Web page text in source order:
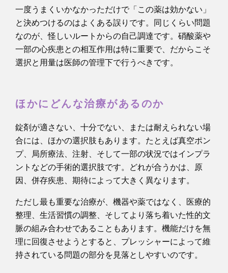
一度うまくいかなかっただけで「この薬は効かない」
と決めつけるのはよくある誤りです。同じくらい問題
なのが、怪しいルートからの自己調達です。硝酸薬や
一部の心疾患との相互作用は特に重要で、だからこそ
選択と用量は医師の管理下で行うべきです。
ほかにどんな治療があるのか
錠剤が適さない、十分でない、または耐えられない場
合には、ほかの選択肢もあります。たとえば真空ポン
プ、局所療法、注射、そして一部の状況ではインプラ
ントなどの手術的選択肢です。どれが合うかは、原
因、併存疾患、期待によって大きく異なります。
ただし最も重要な治療が、機器や薬ではなく、医療的
整理、生活習慣の調整、そしてより落ち着いた性的文
脈の組み合わせであることもあります。機能だけを無
理に回復させようとすると、プレッシャーによって維
持されている問題の部分を見落としやすいのです。